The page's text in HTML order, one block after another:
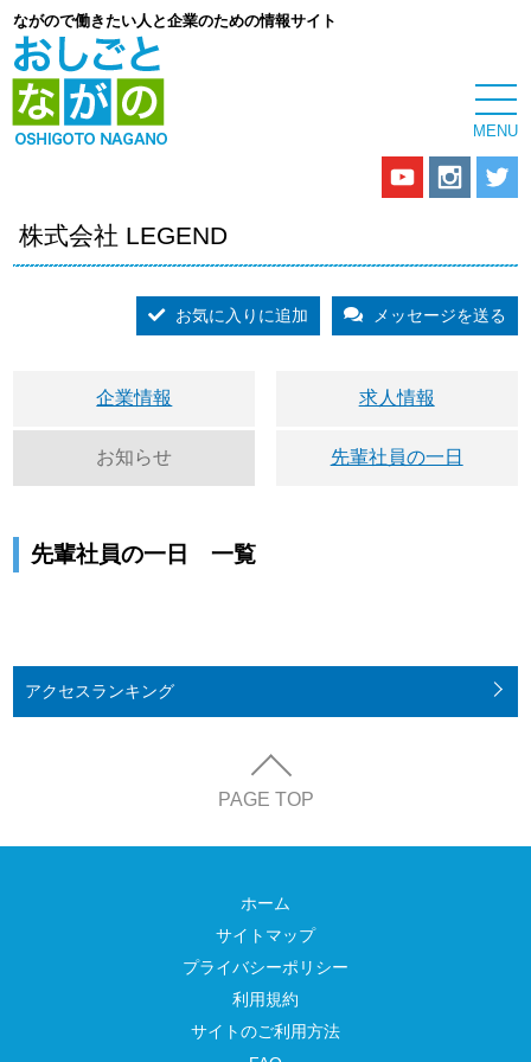
ながので働きたい人と企業のための情報サイト
株式会社 LEGEND
お気に入りに追加 メッセージを送る
企業情報 求人情報
お知らせ 先輩社員の一日
先輩社員の一日 一覧
アクセスランキング
PAGE TOP
ホーム
サイトマップ
プライバシーポリシー
利用規約
サイトのご利用方法